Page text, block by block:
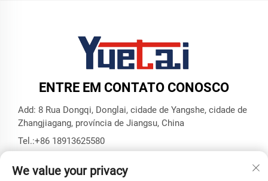
ENTRE EM CONTATO CONOSCO
Add: 8 Rua Dongqi, Donglai, cidade de Yangshe, cidade de
Zhangjiagang, província de Jiangsu, China
Tel.:+86 18913625580
We value your privacy